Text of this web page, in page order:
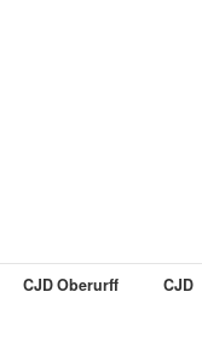
CJD Oberurff
CJD